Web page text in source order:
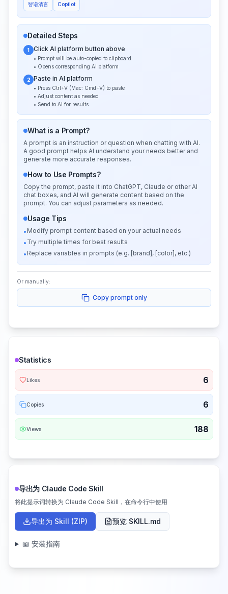
智谱清言 Copilot
Detailed Steps
1 Click AI platform button above
• Prompt will be auto-copied to clipboard
• Opens corresponding AI platform
2 Paste in AI platform
• Press Ctrl+V (Mac: Cmd+V) to paste
• Adjust content as needed
• Send to AI for results
What is a Prompt?
A prompt is an instruction or question when chatting with AI.
A good prompt helps AI understand your needs better and
generate more accurate responses.
How to Use Prompts?
Copy the prompt, paste it into ChatGPT, Claude or other AI
chat boxes, and AI will generate content based on the
prompt. You can adjust parameters as needed.
Usage Tips
• Modify prompt content based on your actual needs
• Try multiple times for best results
• Replace variables in prompts (e.g. [brand], [color], etc.)
Or manually:
Copy prompt only
Statistics
Likes 6
Copies 6
Views 188
导出为 Claude Code Skill
将此提示词转换为 Claude Code Skill，在命令行中使用
导出为 Skill (ZIP) 预览 SKILL.md
📖 安装指南